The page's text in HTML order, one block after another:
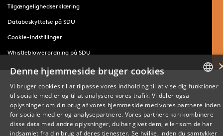
Tilgængelighedserklæring
Databeskyttelse på SDU
Cookie-indstillinger
Whistleblowerordning på SDU
ENGLISH
Denne hjemmeside bruger cookies
Vi bruger cookies til at tilpasse vores indhold og til at vise dig funktioner
til sociale medier og til at analysere vores trafik. Vi deler også
oplysninger om din brug af vores hjemmeside med vores partnere inden
for sociale medier og analysepartnere. Vores partnere kan kombinere
disse data med andre oplysninger, du har givet dem, eller som de har
indsamlet fra din brug af deres tjenester. Se hvilke, inden du samtykker